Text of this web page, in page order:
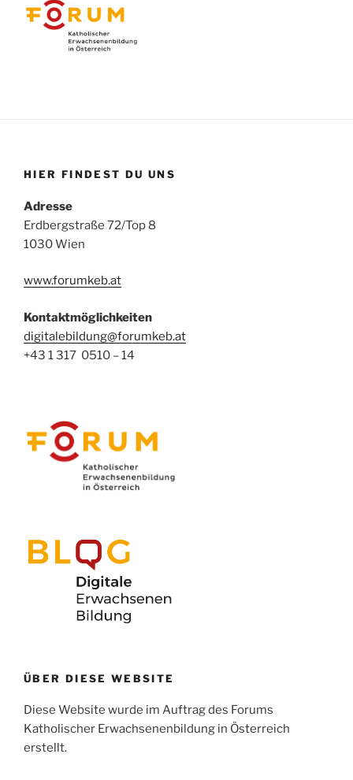
HIER FINDEST DU UNS
Adresse
Erdbergstraße 72/Top 8
1030 Wien
www.forumkeb.at
Kontaktmöglichkeiten
digitalebildung@forumkeb.at
+43 1 317 0510 – 14
ÜBER DIESE WEBSITE
Diese Website wurde im Auftrag des Forums
Katholischer Erwachsenenbildung in Österreich
erstellt.